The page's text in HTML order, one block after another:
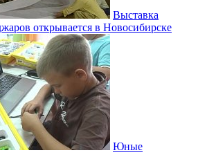
Выставка
открывается в Новосибирске
Юные